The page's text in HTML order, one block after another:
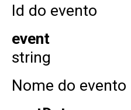
Id do evento
event
string
Nome do